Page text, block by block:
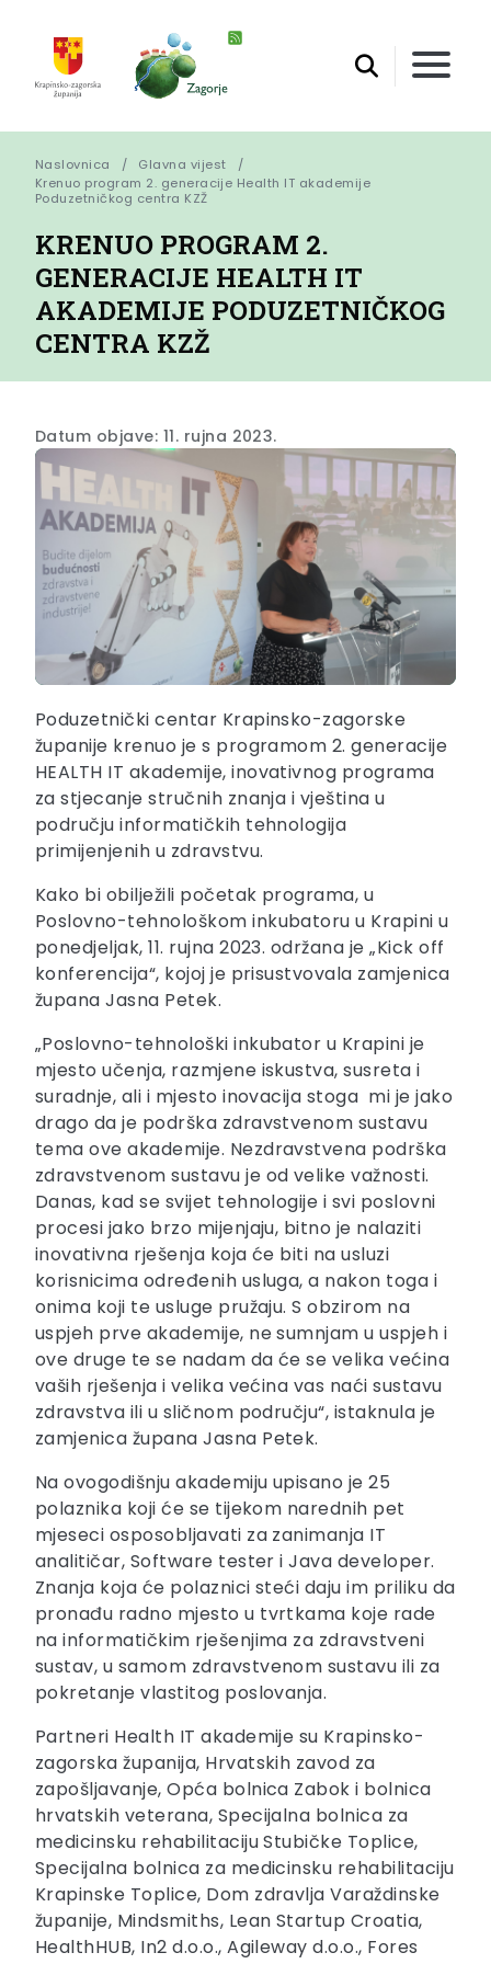
Naslovnica
Glavna vijest
Krenuo program 2. generacije Health IT akademije
Poduzetničkog centra KZŽ
KRENUO PROGRAM 2.
GENERACIJE HEALTH IT
AKADEMIJE PODUZETNIČKOG
CENTRA KZŽ
Datum objave: 11. rujna 2023.
Poduzetnički centar Krapinsko-zagorske
županije krenuo je s programom 2. generacije
HEALTH IT akademije, inovativnog programa
za stjecanje stručnih znanja i vještina u
području informatičkih tehnologija
primijenjenih u zdravstvu.
Kako bi obilježili početak programa, u
Poslovno-tehnološkom inkubatoru u Krapini u
ponedjeljak, 11. rujna 2023. održana je „Kick off
konferencija“, kojoj je prisustvovala zamjenica
župana Jasna Petek.
„Poslovno-tehnološki inkubator u Krapini je
mjesto učenja, razmjene iskustva, susreta i
suradnje, ali i mjesto inovacija stoga mi je jako
drago da je podrška zdravstvenom sustavu
tema ove akademije. Nezdravstvena podrška
zdravstvenom sustavu je od velike važnosti.
Danas, kad se svijet tehnologije i svi poslovni
procesi jako brzo mijenjaju, bitno je nalaziti
inovativna rješenja koja će biti na usluzi
korisnicima određenih usluga, a nakon toga i
onima koji te usluge pružaju. S obzirom na
uspjeh prve akademije, ne sumnjam u uspjeh i
ove druge te se nadam da će se velika većina
vaših rješenja i velika većina vas naći sustavu
zdravstva ili u sličnom području“, istaknula je
zamjenica župana Jasna Petek.
Na ovogodišnju akademiju upisano je 25
polaznika koji će se tijekom narednih pet
mjeseci osposobljavati za zanimanja IT
analitičar, Software tester i Java developer.
Znanja koja će polaznici steći daju im priliku da
pronađu radno mjesto u tvrtkama koje rade
na informatičkim rješenjima za zdravstveni
sustav, u samom zdravstvenom sustavu ili za
pokretanje vlastitog poslovanja.
Partneri Health IT akademije su Krapinsko-
zagorska županija, Hrvatskih zavod za
zapošljavanje, Opća bolnica Zabok i bolnica
hrvatskih veterana, Specijalna bolnica za
medicinsku rehabilitaciju Stubičke Toplice,
Specijalna bolnica za medicinsku rehabilitaciju
Krapinske Toplice, Dom zdravlja Varaždinske
županije, Mindsmiths, Lean Startup Croatia,
HealthHUB, In2 d.o.o., Agileway d.o.o., Fores